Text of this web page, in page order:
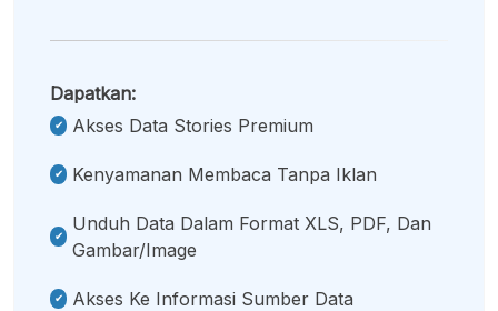
Dapatkan:
Akses Data Stories Premium
Kenyamanan Membaca Tanpa Iklan
Unduh Data Dalam Format XLS, PDF, Dan
Gambar/image
Akses Ke Informasi Sumber Data